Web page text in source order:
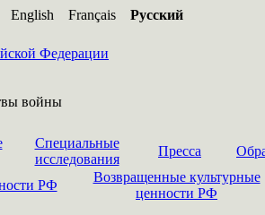
English Français Русский
Федерации
Специальные
исследования
Пресса
РФ
Возвращенные культурные
ценности РФ